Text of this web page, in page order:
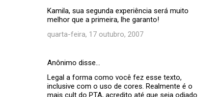
Kamila, sua segunda experiência será muito
melhor que a primeira, lhe garanto!
quarta-feira, 17 outubro, 2007
Anônimo disse…
Legal a forma como você fez esse texto,
inclusive com o uso de cores. Realmente é o
mais cult do PTA, acredito até que seja odiado